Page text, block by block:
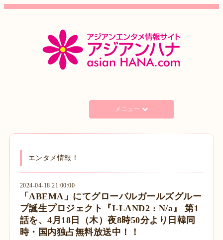
メニュー
エンタメ情報！
2024-04-18 21:00:00
「ABEMA」にてグローバルガールズグルー
プ誕生プロジェクト『I-LAND2 : N/a』 第1
話を、4月18日（木）夜8時50分より日韓同
時・国内独占無料放送中！！